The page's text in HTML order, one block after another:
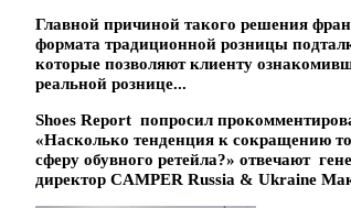
Главной причиной такого решения
формата традиционной розницы
которые позволяют клиенту
реальной рознице...
Shoes Report попросил
«Насколько тенденция к сокращению
сферу обувного ретейла?» отвечают
директор CAMPER Russia & Ukraine